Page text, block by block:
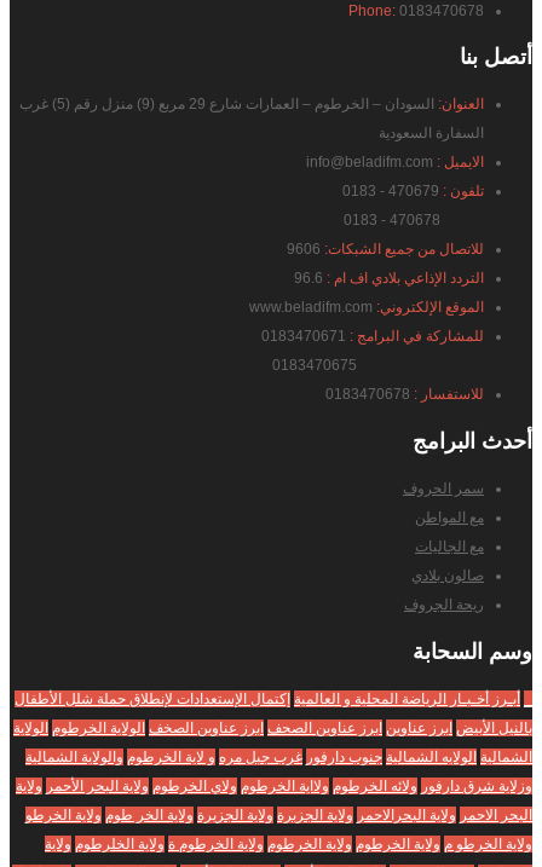
Phone: 0183470678
أتصل بنا
العنوان:
السودان – الخرطوم – العمارات شارع 29 مربع (9) منزل رقم (5) غرب
السفارة السعودية
الايميل :
تلفون :
للاتصال من جميع الشبكات:
التردد الإذاعي بلادي اف ام :
الموقع الإلكتروني:
للمشاركة في البرامج :
للاستفسار :
أحدث البرامج
سمر الحروف
مع المواطن
مع الجاليات
صالون بلادي
ريحة الجروف
وسم السحابة
أبـرز أخـبـار الرياضة المحلية و العالمية إكتمال الإستعدادات لإنطلاق حملة شلل الأطفال
بالنيل الأبيض ابرز عناوين ابرز عناوين الصحف ابرز عناوين الصخف الولاية الخرطوم الولاية
الشمالية الولايه الشمالية جنوب دارفور غرب جبل مره و لاية الخرطوم والولاية الشمالية
وزلاية شرق دارفور ولائه الخرطوم ولااية الخرطوم ولاي الخرطوم ولاية البحر الأحمر ولاية
البحر الاحمر ولاية البحرالاحمر ولاية الجزبرة ولاية الجزيرة ولاية الخر طوم ولاية الخرطو
ولاية الخرطو م ولاية الخرطوم ولاية الخرطوم ولاية الخرطوم ة ولاية الخلرطوم ولاية